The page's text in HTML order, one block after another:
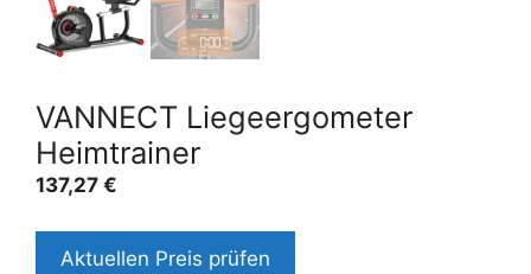
VANNECT Liegeergometer
Heimtrainer
137,27 €
Aktuellen Preis prüfen